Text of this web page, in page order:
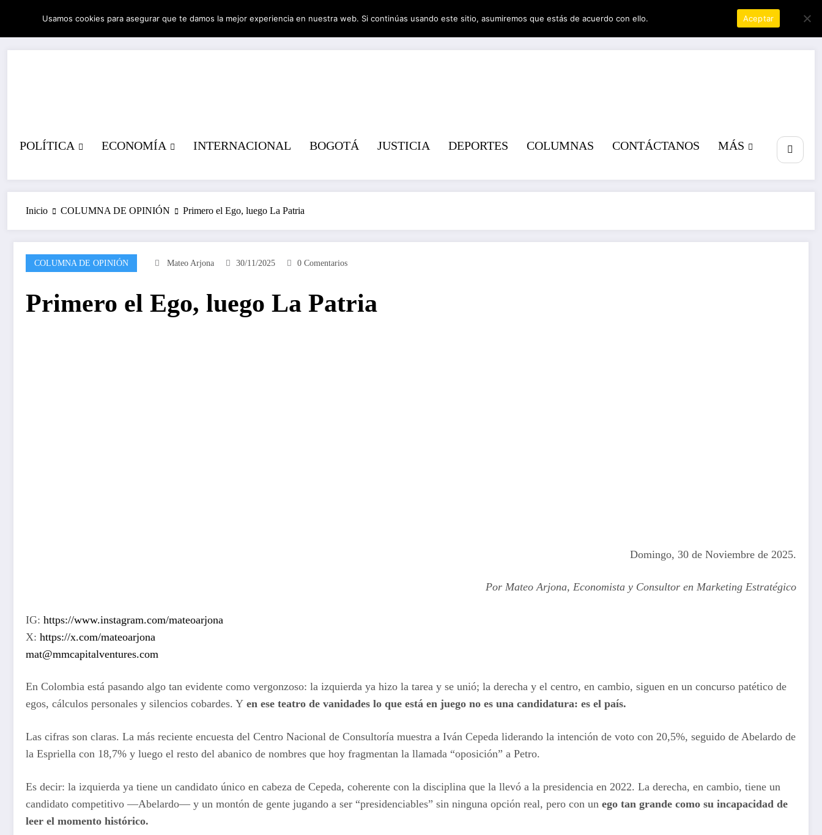
contenido
08/08/2026 6:51:47 AM
POLÍTICA ECONOMÍA INTERNACIONAL BOGOTÁ JUSTICIA DEPORTES COLUMNAS CONTÁCTANOS MÁS
Inicio COLUMNA DE OPINIÓN Primero el Ego, luego La Patria
COLUMNA DE OPINIÓN Mateo Arjona 30/11/2025 0 Comentarios
Primero el Ego, luego La Patria
Domingo, 30 de Noviembre de 2025.
Por Mateo Arjona, Economista y Consultor en Marketing Estratégico
IG: https://www.instagram.com/mateoarjona
X: https://x.com/mateoarjona
mat@mmcapitalventures.com
En Colombia está pasando algo tan evidente como vergonzoso: la izquierda ya hizo la tarea y se unió; la derecha y el centro, en cambio, siguen en un concurso patético de
egos, cálculos personales y silencios cobardes. Y en ese teatro de vanidades lo que está en juego no es una candidatura: es el país.
Las cifras son claras. La más reciente encuesta del Centro Nacional de Consultoría muestra a Iván Cepeda liderando la intención de voto con 20,5%, seguido de Abelardo de
la Espriella con 18,7% y luego el resto del abanico de nombres que hoy fragmentan la llamada “oposición” a Petro.
Es decir: la izquierda ya tiene un candidato único en cabeza de Cepeda, coherente con la disciplina que la llevó a la presidencia en 2022. La derecha, en cambio, tiene un
candidato competitivo —Abelardo— y un montón de gente jugando a ser “presidenciables” sin ninguna opción real, pero con un ego tan grande como su incapacidad de
leer el momento histórico.
Usamos cookies para asegurar que te damos la mejor experiencia en nuestra web. Si continúas usando este sitio, asumiremos que estás de acuerdo con ello. Aceptar